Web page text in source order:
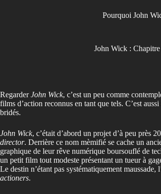
Pourquoi John
John Wick :
RegarderJohn Wick, c’est un peu comme
films d’action reconnus en tant que tels. C’est
bridés.
John Wick, c’était d’abord un projet d’à peu près
director. Derrière ce nom mèmifié se cache un
graphique de leur rêve numérique boursouflé de
un petit film tout modeste présentant un tueur à
Le destin n’étant pas systématiquement maussade,
actioners.